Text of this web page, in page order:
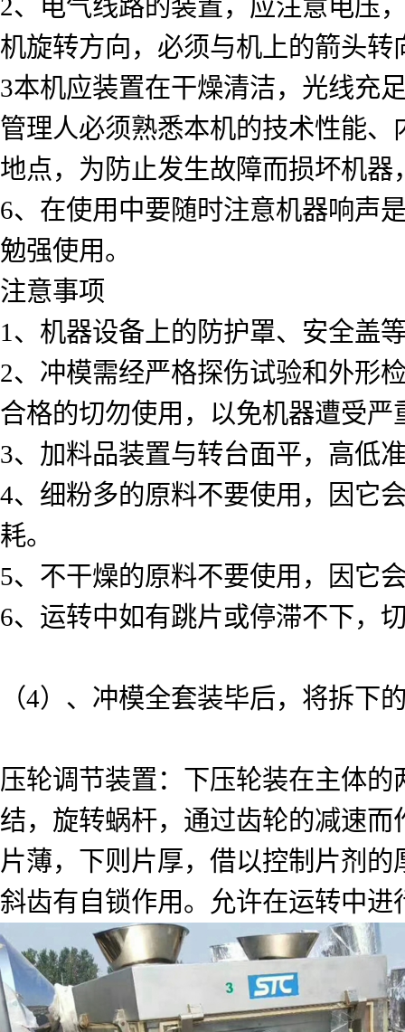
2、电气线路的装置，应注意电压
机旋转方向，必须与机上的箭头
3本机应装置在干燥清洁，光线充
管理人必须熟悉本机的技术性能
地点，为防止发生故障而损坏机
6、在使用中要随时注意机器响声
勉强使用。
注意事项
1、机器设备上的防护罩、安全盖
2、冲模需经严格探伤试验和外形
合格的切勿使用，以免机器遭受严
3、加料品装置与转台面平，高低
4、细粉多的原料不要使用，因它
耗。
5、不干燥的原料不要使用，因它
6、运转中如有跳片或停滞不下，
（4）、冲模全套装毕后，将拆下
压轮调节装置：下压轮装在主体
结，旋转蜗杆，通过齿轮的减速
片薄，下则片厚，借以控制片剂
斜齿有自锁作用。允许在运转中